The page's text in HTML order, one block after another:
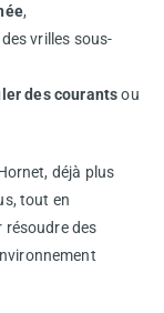
,
vrilles sous-
des courantsou
déjà plus
tout en
résoudre des